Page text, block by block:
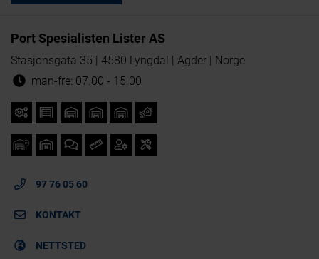
Port Spesialisten Lister AS
Stasjonsgata 35 | 4580 Lyngdal | Agder | Norge
man-fre: 07.00 - 15.00
97 76 05 60
KONTAKT
NETTSTED